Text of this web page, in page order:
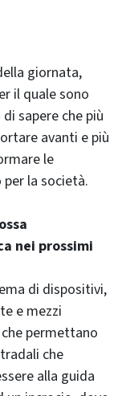
giornata,
il quale sono
sapere che più
avanti e più
le
la società.
nei prossimi
di dispositivi,
e mezzi
permettano
che
alla guida